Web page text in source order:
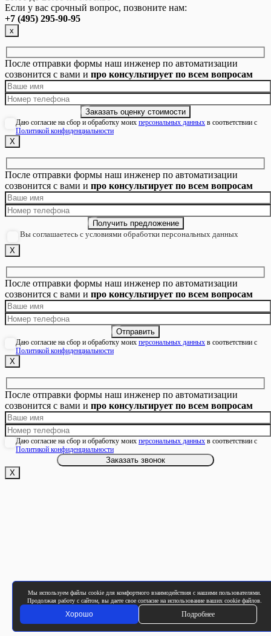
Мы используем файлы cookie для комфортного взаимодействия с нашими пользователями.
Продолжая работу с сайтом, вы даете свое согласие на использование ваших cookie файлов.
Хорошо Подробнее
Если у вас срочный вопрос, позвоните нам:
+7 (495) 295-90-95
х
После отправки формы наш инженер по автоматизации
созвонится с вами и про консультирует по всем вопросам
Даю согласие на сбор и обработку моих персональных данных в соответствии с
Политикой конфиденциальности
Х
После отправки формы наш инженер по автоматизации
созвонится с вами и про консультирует по всем вопросам
Вы соглашаетесь с условиями обработки персональных данных
Х
После отправки формы наш инженер по автоматизации
созвонится с вами и про консультирует по всем вопросам
Даю согласие на сбор и обработку моих персональных данных в соответствии с
Политикой конфиденциальности
Х
После отправки формы наш инженер по автоматизации
созвонится с вами и про консультирует по всем вопросам
Даю согласие на сбор и обработку моих персональных данных в соответствии с
Политикой конфиденциальности
Х